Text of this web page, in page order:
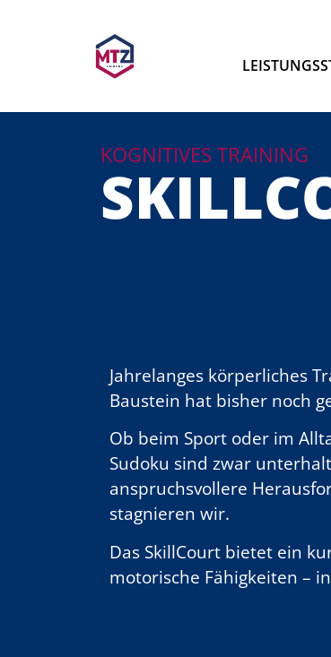
KOGNITIVES TRAINING
Jahrelanges körperliches
Baustein hat bisher noch
Ob beim Sport oder im
Sudoku sind zwar
anspruchsvollere
stagnieren wir.
Das SkillCourt bietet ein
motorische Fähigkeiten –